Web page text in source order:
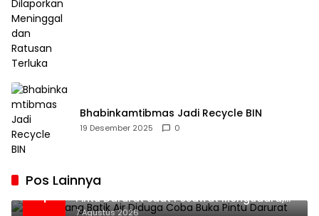
Bhabinkamtibmas Jadi Recycle BIN
19 Desember 2025 0
Pos Lainnya
1
Penumpang Batik Air Diduga Coba Buka
Pintu Darurat Saat Pesawat Mengudara,
Kepanikan Pecah di Dalam Kabin
7 Agustus 2026